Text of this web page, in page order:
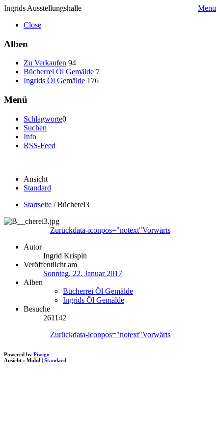
Ingrids Ausstellungshalle
Menu
Close
Alben
Zu Verkaufen 94
Bücherrei Öl Gemälde 7
Ingrids Öl Gemälde 176
Menü
Schlagworte0
Suchen
Info
RSS-Feed
Ansicht
Standard
Startseite /Bücherei3
Zurückdata-iconpos="notext"Vorwärts
Autor
Ingrid Krispin
Veröffentlicht am
Sonntag, 22. Januar 2017
Alben
Bücherrei Öl Gemälde
Ingrids Öl Gemälde
Besuche
261142
Zurückdata-iconpos="notext"Vorwärts
Powered by Piwigo
Ansicht : Mobil | Standard